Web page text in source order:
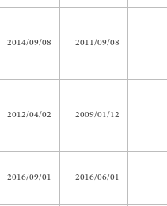
2011/09/08
2014/09/08
2009/01/12
2012/04/02
2016/06/01
2016/09/01